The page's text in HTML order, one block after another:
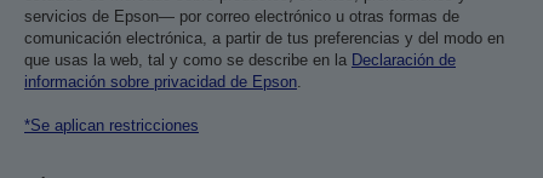
servicios de Epson— por correo electrónico u otras formas de
comunicación electrónica, a partir de tus preferencias y del modo en
que usas la web, tal y como se describe en la Declaración de
información sobre privacidad de Epson.
*Se aplican restricciones